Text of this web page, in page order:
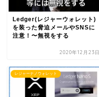
Ledger(レジャーウォレット)
を装った脅迫メールやSNSに
注意！〜無視をする
2020年12月23日
レジャーナノウォレット